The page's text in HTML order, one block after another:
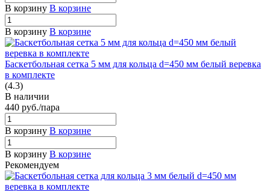
В корзину В корзине
В корзину В корзине
Баскетбольная сетка 5 мм для кольца d=450 мм белый веревка
в комплекте
(4.3)
В наличии
440 руб./пара
В корзину В корзине
В корзину В корзине
Рекомендуем